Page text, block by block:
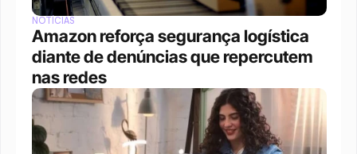
NOTÍCIAS
Amazon reforça segurança logística
diante de denúncias que repercutem
nas redes